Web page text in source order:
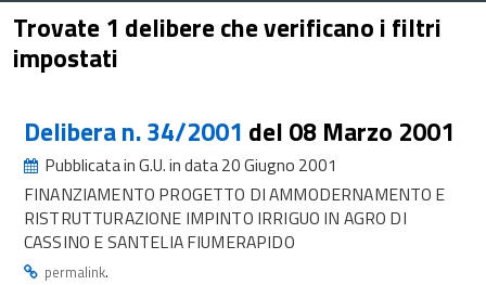
Trovate 1 delibere che verificano i filtri
impostati
Delibera n. 34/2001 del 08 Marzo 2001
Pubblicata in G.U. in data 20 Giugno 2001
FINANZIAMENTO PROGETTO DI AMMODERNAMENTO E
RISTRUTTURAZIONE IMPINTO IRRIGUO IN AGRO DI
CASSINO E SANTELIA FIUMERAPIDO
permalink.